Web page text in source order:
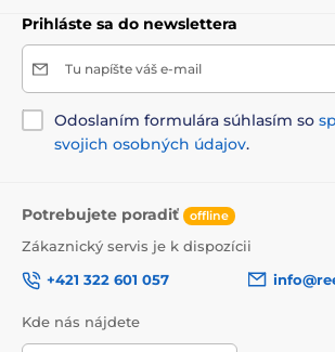
Prihláste sa do newslettera
Tu napíšte váš e-mail
Odoslaním formulára súhlasím so
svojich osobných údajov.
Potrebujete poradiť offline
Zákaznický servis je k dispozícii
+421 322 601 057
Kde nás nájdete